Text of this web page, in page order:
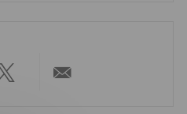
Compartir